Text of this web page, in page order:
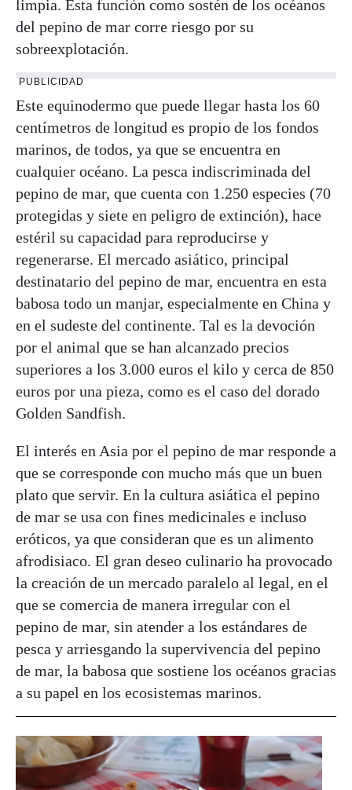
limpia. Esta función como sostén de los océanos
del pepino de mar corre riesgo por su
sobreexplotación.
PUBLICIDAD
Este equinodermo que puede llegar hasta los 60
centímetros de longitud es propio de los fondos
marinos, de todos, ya que se encuentra en
cualquier océano. La pesca indiscriminada del
pepino de mar, que cuenta con 1.250 especies (70
protegidas y siete en peligro de extinción), hace
estéril su capacidad para reproducirse y
regenerarse. El mercado asiático, principal
destinatario del pepino de mar, encuentra en esta
babosa todo un manjar, especialmente en China y
en el sudeste del continente. Tal es la devoción
por el animal que se han alcanzado precios
superiores a los 3.000 euros el kilo y cerca de 850
euros por una pieza, como es el caso del dorado
Golden Sandfish.
El interés en Asia por el pepino de mar responde a
que se corresponde con mucho más que un buen
plato que servir. En la cultura asiática el pepino
de mar se usa con fines medicinales e incluso
eróticos, ya que consideran que es un alimento
afrodisiaco. El gran deseo culinario ha provocado
la creación de un mercado paralelo al legal, en el
que se comercia de manera irregular con el
pepino de mar, sin atender a los estándares de
pesca y arriesgando la supervivencia del pepino
de mar, la babosa que sostiene los océanos gracias
a su papel en los ecosistemas marinos.